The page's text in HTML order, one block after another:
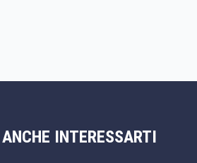
ANCHE INTERESSARTI